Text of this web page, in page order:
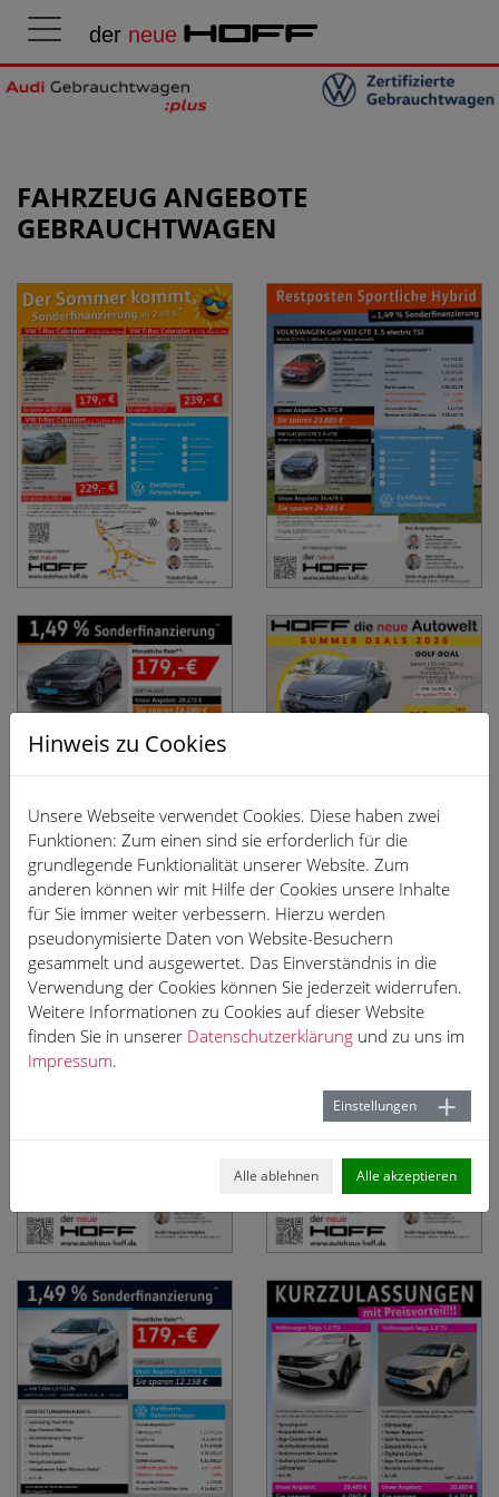
der neue HOFF
FAHRZEUG ANGEBOTE
GEBRAUCHTWAGEN
Hinweis zu Cookies
Unsere Webseite verwendet Cookies. Diese haben zwei
Funktionen: Zum einen sind sie erforderlich für die
grundlegende Funktionalität unserer Website. Zum
anderen können wir mit Hilfe der Cookies unsere Inhalte
für Sie immer weiter verbessern. Hierzu werden
pseudonymisierte Daten von Website-Besuchern
gesammelt und ausgewertet. Das Einverständnis in die
Verwendung der Cookies können Sie jederzeit widerrufen.
Weitere Informationen zu Cookies auf dieser Website
finden Sie in unserer Datenschutzerklärung und zu uns im
Impressum.
Einstellungen
Alle ablehnen Alle akzeptieren